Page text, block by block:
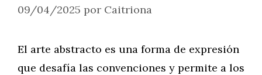
09/04/2025 por Caitriona
El arte abstracto es una forma de expresión
que desafía las convenciones y permite a los